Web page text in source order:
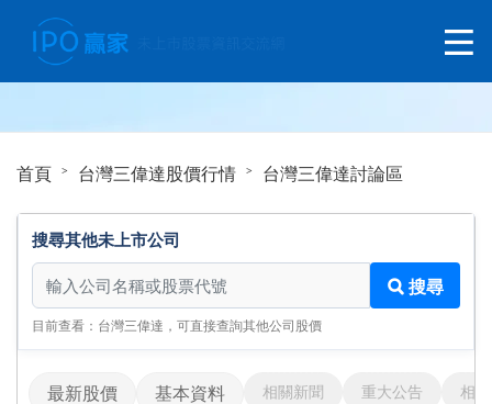
首頁 台灣三偉達股價行情 台灣三偉達討論區
搜尋其他未上市公司
搜尋其他未上市公司
搜尋
目前查看：台灣三偉達，可直接查詢其他公司股價
最新股價 基本資料 相關新聞 重大公告 相